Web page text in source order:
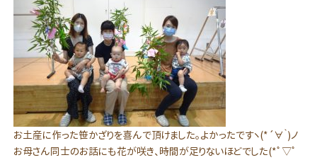
お土産に作った笹かざりを喜んで頂けました。よかったですヽ(*´∀｀)ノ
お母さん同士のお話にも花が咲き、時間が足りないほどでした(*ﾟ▽ﾟ